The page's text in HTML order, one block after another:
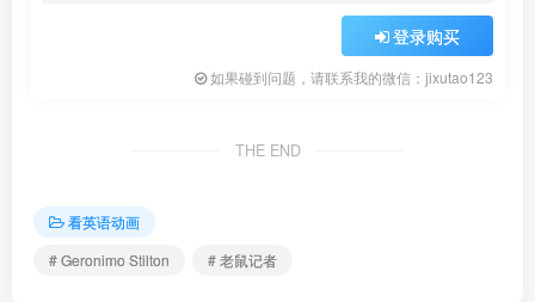
登录购买
如果碰到问题，请联系我的微信：jixutao123
THE END
看英语动画
# Geronimo Stilton
# 老鼠记者